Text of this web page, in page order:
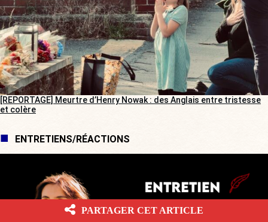
[REPORTAGE] Meurtre d’Henry Nowak : des Anglais entre tristesse
et colère
ENTRETIENS/RÉACTIONS
PARTAGER CET ARTICLE